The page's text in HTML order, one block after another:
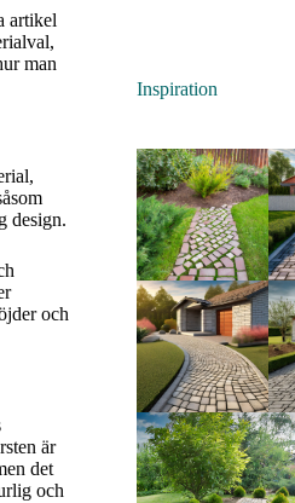
artikel
man
design.
och
är
det
och
Inspiration